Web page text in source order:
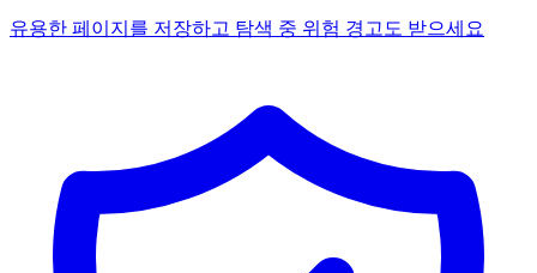
유용한 페이지를 저장하고 탐색 중 위험 경고도 받으세요